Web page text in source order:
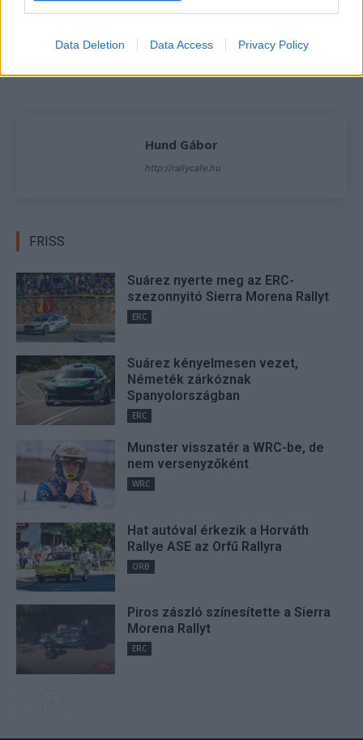
Data Deletion Data Access Privacy Policy
TAGS Eger Rally 2022 Goller Ákos ORB Rally2
Hund Gábor
http://rallycafe.hu
FRISS
Suárez nyerte meg az ERC-
szezonnyitó Sierra Morena Rallyt
ERC
Suárez kényelmesen vezet,
Németék zárkóznak
Spanyolországban
ERC
Munster visszatér a WRC-be, de
nem versenyzőként
WRC
Hat autóval érkezik a Horváth
Rallye ASE az Orfű Rallyra
ORB
Piros zászló színesítette a Sierra
Morena Rallyt
ERC